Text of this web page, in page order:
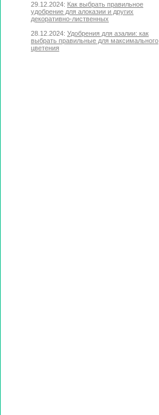
29.12.2024: Как выбрать правильное
удобрение для алоказии и других
декоративно-лиственных
28.12.2024: Удобрения для азалии: как
выбрать правильные для максимального
цветения